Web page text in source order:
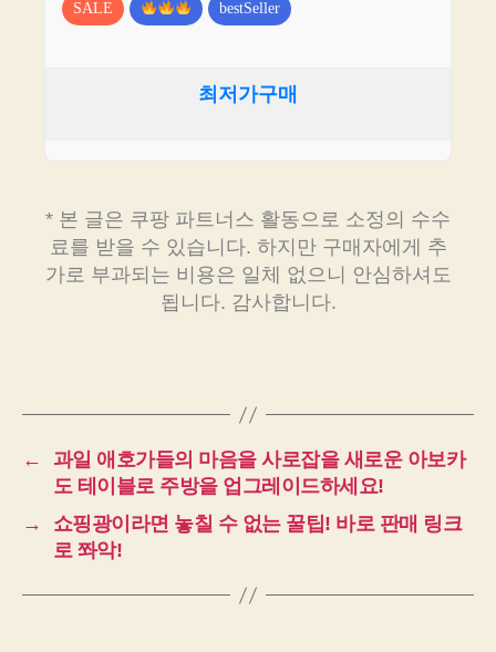
SALE bestSeller
최저가구매
* 본 글은 쿠팡 파트너스 활동으로 소정의 수수
료를 받을 수 있습니다. 하지만 구매자에게 추
가로 부과되는 비용은 일체 없으니 안심하셔도
됩니다. 감사합니다.
←
과일 애호가들의 마음을 사로잡을 새로운 아보카
도 테이블로 주방을 업그레이드하세요!
→
쇼핑광이라면 놓칠 수 없는 꿀팁! 바로 판매 링크
로 쫘악!